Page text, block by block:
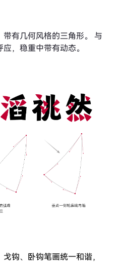
有几何风格的三角形。 与
，稳重中带有动态。
钩、卧钩笔画统一和谐，